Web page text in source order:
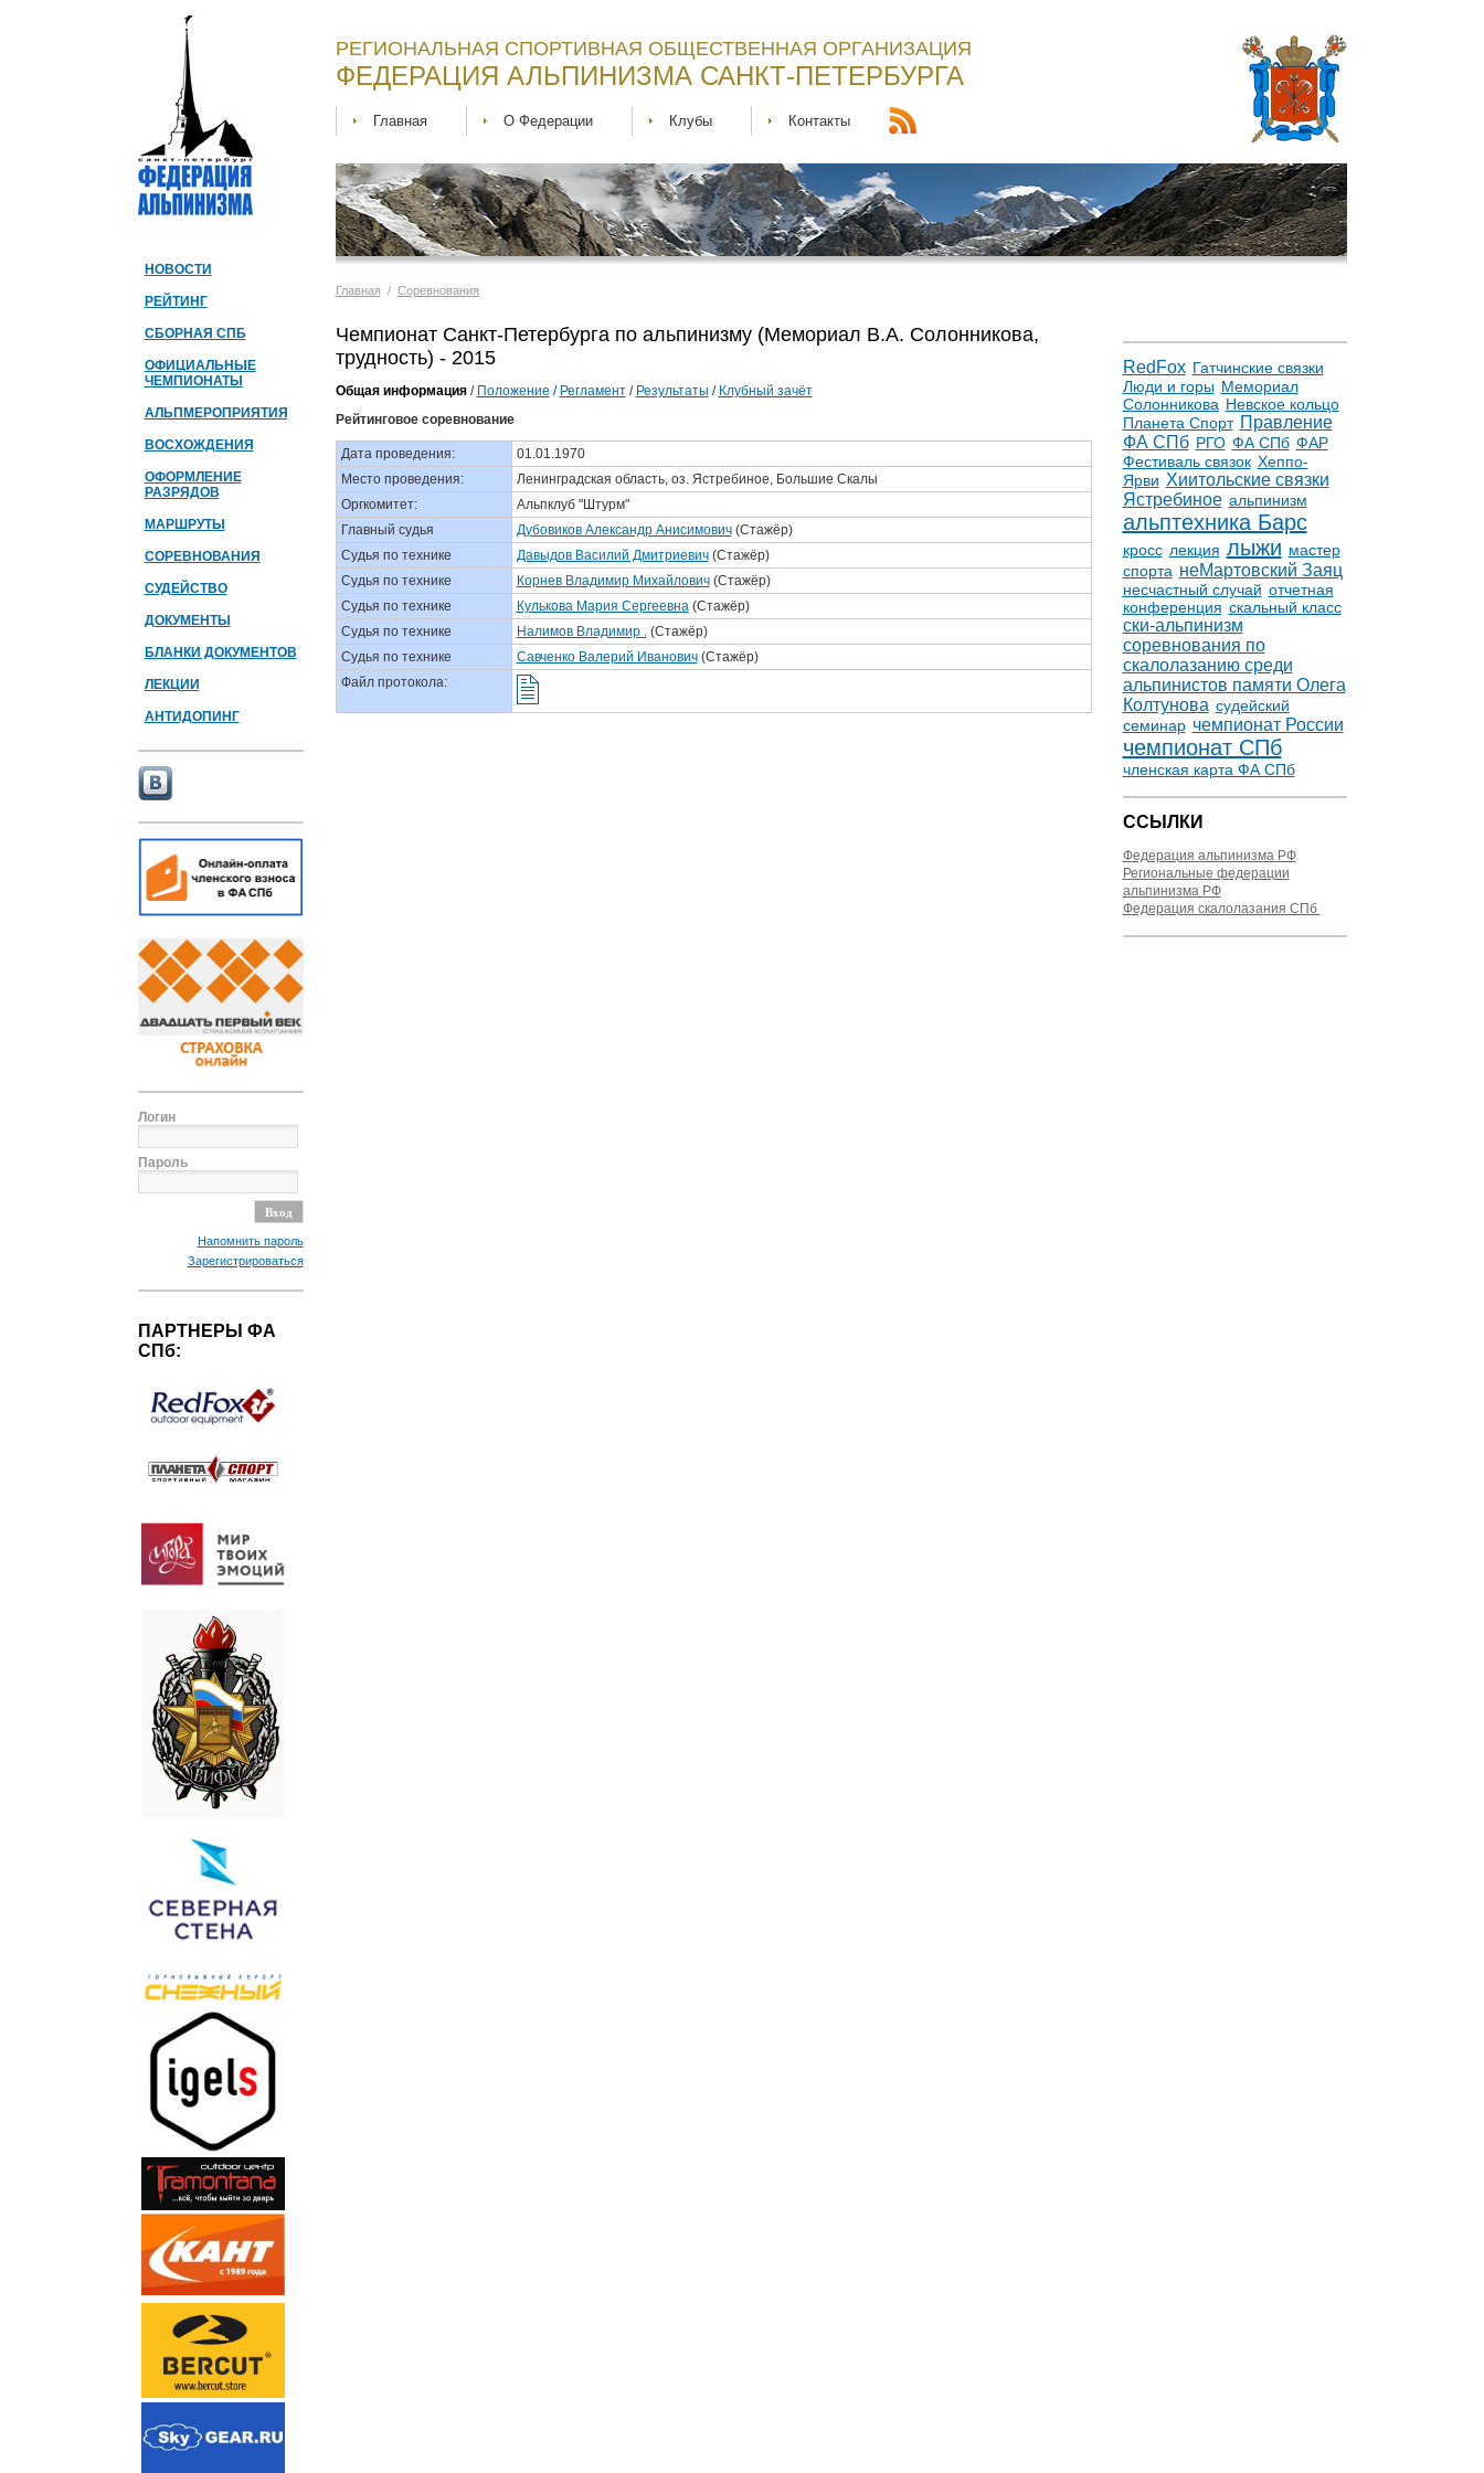
НОВОСТИ
РЕЙТИНГ
СБОРНАЯ СПБ
ОФИЦИАЛЬНЫЕ
ЧЕМПИОНАТЫ
АЛЬПМЕРОПРИЯТИЯ
ВОСХОЖДЕНИЯ
ОФОРМЛЕНИЕ
РАЗРЯДОВ
МАРШРУТЫ
СОРЕВНОВАНИЯ
СУДЕЙСТВО
ДОКУМЕНТЫ
БЛАНКИ ДОКУМЕНТОВ
ЛЕКЦИИ
АНТИДОПИНГ
Логин
Пароль
Напомнить пароль
Зарегистрироваться
ПАРТНЕРЫ ФА
СПб:
РЕГИОНАЛЬНАЯ СПОРТИВНАЯ ОБЩЕСТВЕННАЯ ОРГАНИЗАЦИЯ
ФЕДЕРАЦИЯ АЛЬПИНИЗМА САНКТ-ПЕТЕРБУРГА
Главная О Федерации Клубы Контакты
Главная / Соревнования
RedFox Гатчинские связки
Люди и горы Мемориал
Солонникова Невское кольцо
Планета Спорт Правление
ФА СПб РГО ФА СПб ФАР
Фестиваль связок Хеппо-
Ярви Хиитольские связки
Ястребиное альпинизм
альптехника Барс
кросс лекция лыжи мастер
спорта неМартовский Заяц
несчастный случай отчетная
конференция скальный класс
ски-альпинизм
соревнования по
скалолазанию среди
альпинистов памяти Олега
Колтунова судейский
семинар чемпионат России
чемпионат СПб
членская карта ФА СПб
ССЫЛКИ
Федерация альпинизма РФ
Региональные федерации
альпинизма РФ
Федерация скалолазания СПб
Чемпионат Санкт-Петербурга по альпинизму (Мемориал В.А. Солонникова,
трудность) - 2015
Общая информация/ Положение / Регламент/ Результаты / Клубный зачёт
Рейтинговое соревнование
Дата проведения:
01.01.1970
Место проведения:
Ленинградская область, оз. Ястребиное, Большие Скалы
Оргкомитет:
Альпклуб "Штурм"
Главный судья
Дубовиков Александр Анисимович(Стажёр)
Судья по технике
Давыдов Василий Дмитриевич(Стажёр)
Судья по технике
Корнев Владимир Михайлович(Стажёр)
Судья по технике
Кулькова Мария Сергеевна(Стажёр)
Судья по технике
Налимов Владимир .(Стажёр)
Судья по технике
Савченко Валерий Иванович(Стажёр)
Файл протокола: